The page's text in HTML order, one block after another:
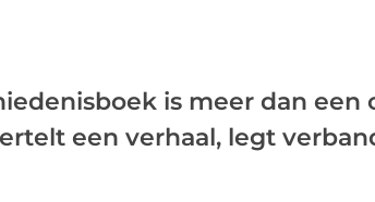
is meer dan een
een verhaal, legt